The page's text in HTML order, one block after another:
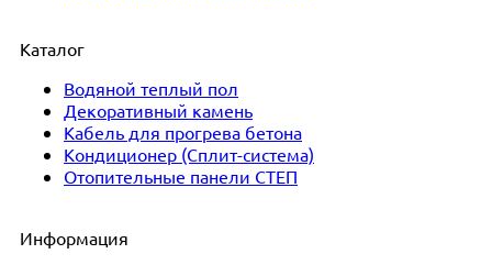
Каталог
Водяной теплый пол
Декоративный камень
Кабель для прогрева бетона
Кондиционер (Сплит-система)
Отопительные панели СТЕП
Информация